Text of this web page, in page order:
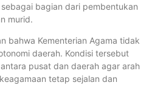
bagian dari pembentukan
murid.
bahwa Kementerian Agama tidak
daerah. Kondisi tersebut
pusat dan daerah agar arah
tetap sejalan dan